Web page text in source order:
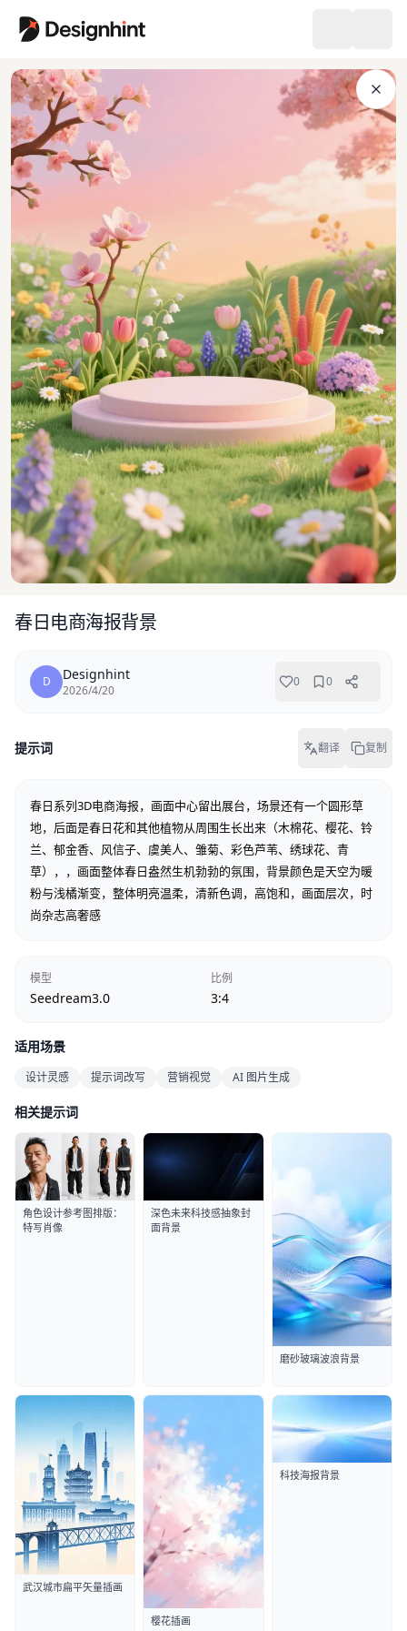
春日电商海报背景
D Designhint
2026/4/20
0 0
提示词 翻译 复制
春日系列3D电商海报，画面中心留出展台，场景还有一个圆形草
地，后面是春日花和其他植物从周围生长出来（木棉花、樱花、铃
兰、郁金香、风信子、虞美人、雏菊、彩色芦苇、绣球花、青
草），，画面整体春日盎然生机勃勃的氛围，背景颜色是天空为暖
粉与浅橘渐变，整体明亮温柔，清新色调，高饱和，画面层次，时
尚杂志高奢感
模型
Seedream3.0
比例
3:4
适用场景
设计灵感 提示词改写 营销视觉 AI 图片生成
相关提示词
角色设计参考图排版：
特写肖像
深色未来科技感抽象封
面背景
磨砂玻璃波浪背景
武汉城市扁平矢量插画
樱花插画
科技海报背景